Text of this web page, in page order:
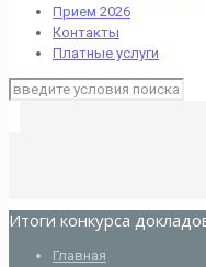
Прием 2026
Контакты
Платные услуги
Итоги конкурса
Главная